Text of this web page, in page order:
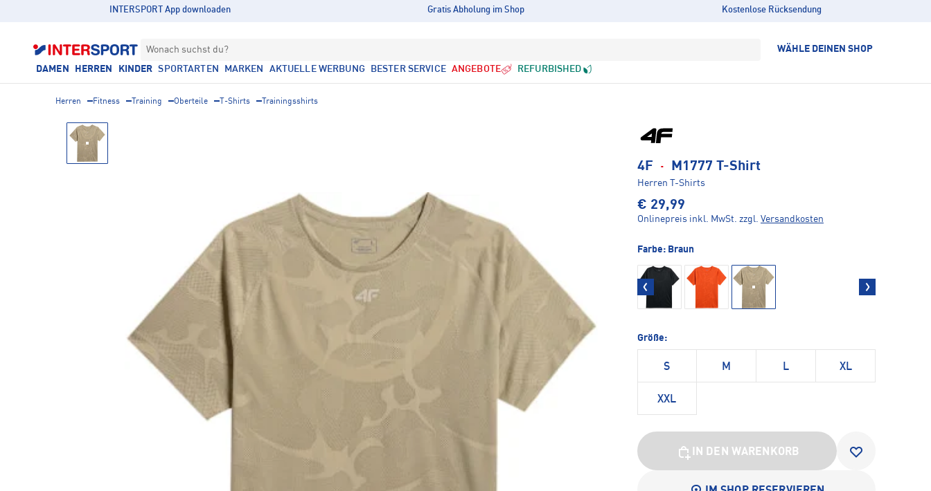
INTERSPORT App downloaden Gratis Abholung im Shop Kostenlose Rücksendung
Wonach suchst du? WÄHLE DEINEN SHOP
DAMEN HERREN KINDER SPORTARTEN MARKEN AKTUELLE WERBUNG BESTER SERVICE ANGEBOTE REFURBISHED
Herren Fitness Training Oberteile T-Shirts Trainingsshirts
4F · M1777 T-Shirt
Herren T-Shirts
€ 29,99
Onlinepreis inkl. MwSt. zzgl. Versandkosten
Farbe: Braun
Größe:
S M L XL
XXL
IN DEN WARENKORB